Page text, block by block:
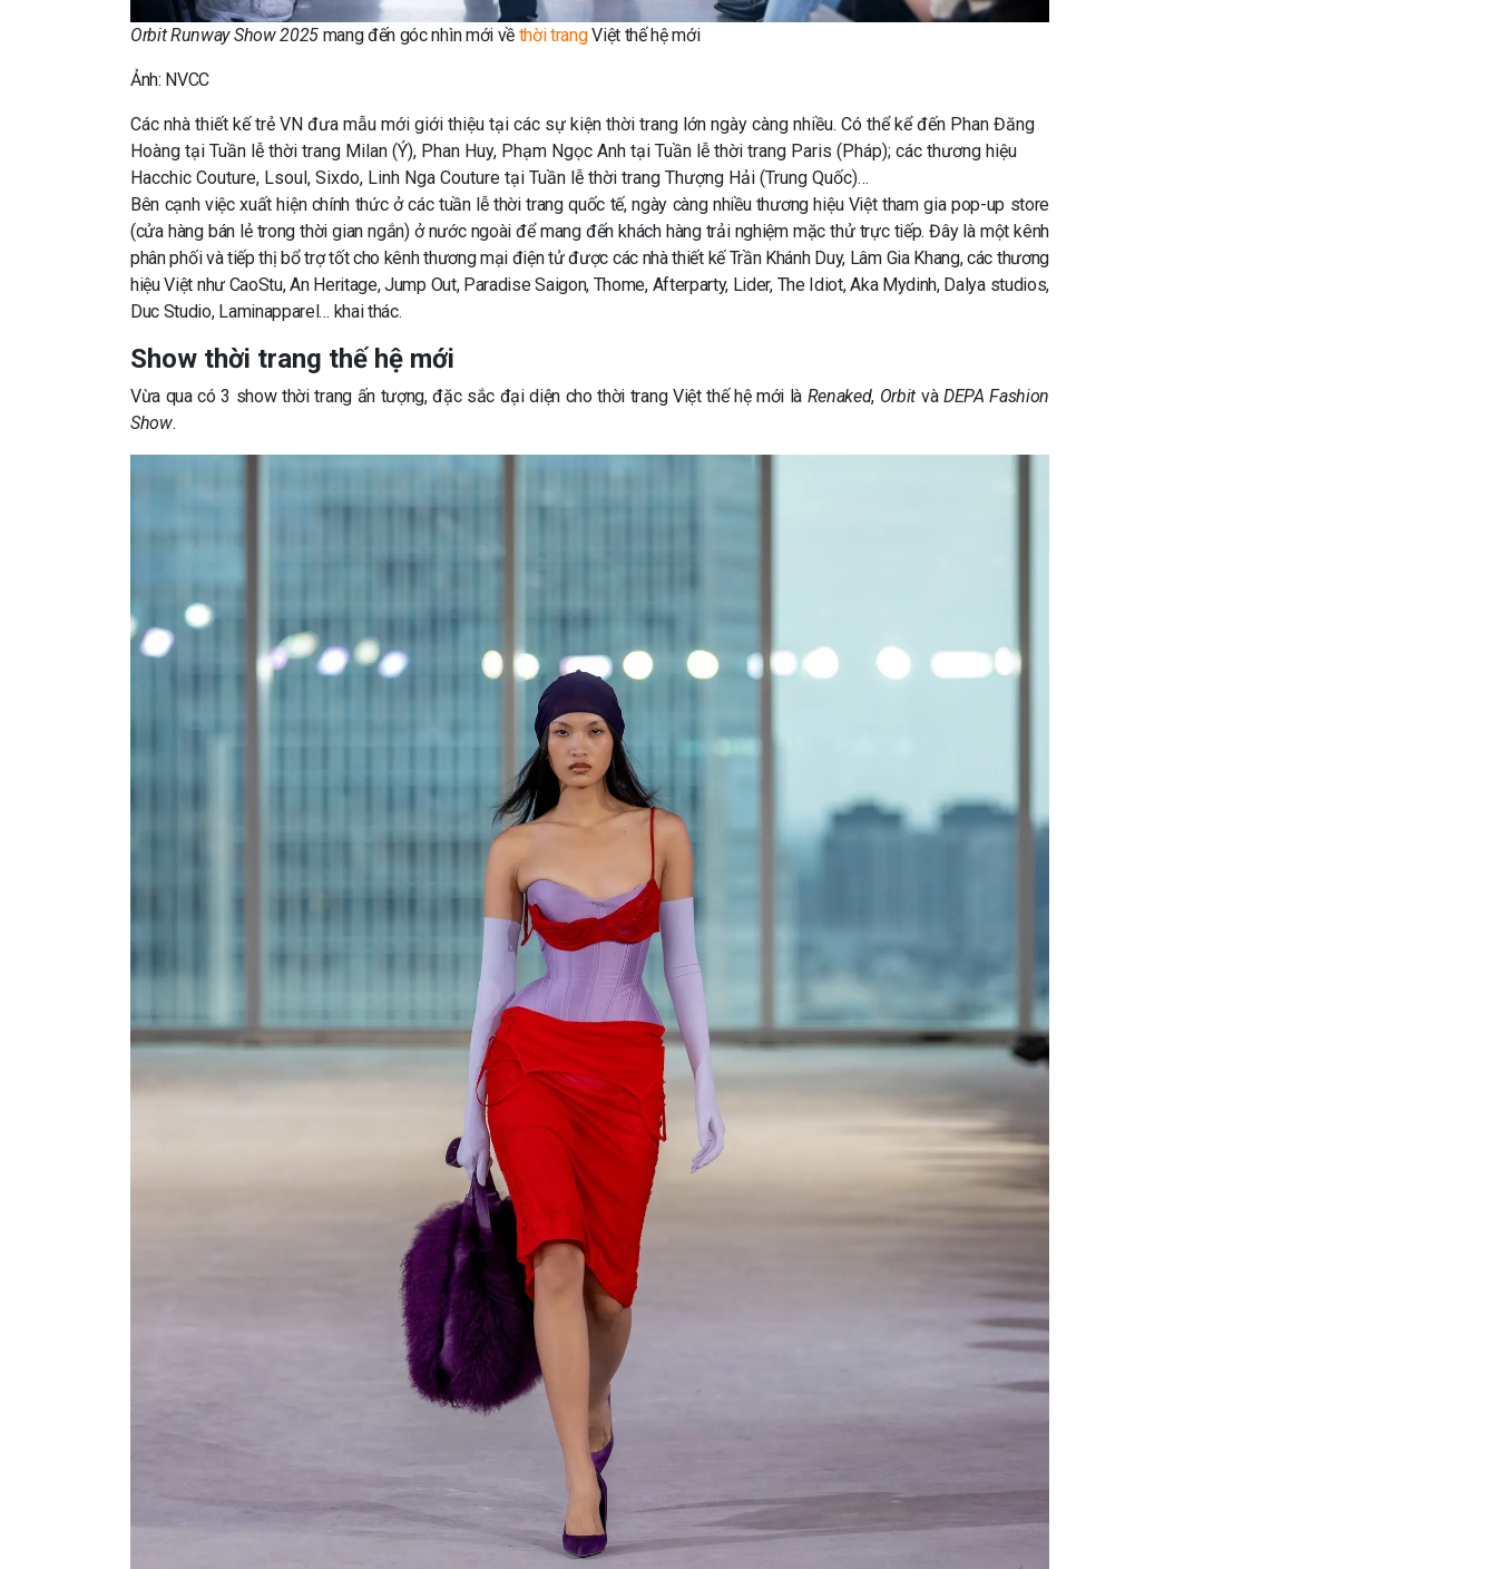
Orbit Runway Show 2025mang đến góc nhìn mới về thời trangViệt thế hệ mới
Ảnh: NVCC
Các nhà thiết kế trẻ VN đưa mẫu mới giới thiệu tại các sự kiện thời trang lớn ngày càng nhiều. Có thể kể đến Phan Đăng
Hoàng tại Tuần lễ thời trang Milan (Ý), Phan Huy, Phạm Ngọc Anh tại Tuần lễ thời trang Paris (Pháp); các thương hiệu
Hacchic Couture, Lsoul, Sixdo, Linh Nga Couture tại Tuần lễ thời trang Thượng Hải (Trung Quốc)…
Bên cạnh việc xuất hiện chính thức ở các tuần lễ thời trang quốc tế, ngày càng nhiều thương hiệu Việt tham gia pop-up store
(cửa hàng bán lẻ trong thời gian ngắn) ở nước ngoài để mang đến khách hàng trải nghiệm mặc thử trực tiếp. Đây là một kênh
phân phối và tiếp thị bổ trợ tốt cho kênh thương mại điện tử được các nhà thiết kế Trần Khánh Duy, Lâm Gia Khang, các thương
hiệu Việt như CaoStu, An Heritage, Jump Out, Paradise Saigon, Thome, Afterparty, Lider, The Idiot, Aka Mydinh, Dalya studios,
Duc Studio, Laminapparel… khai thác.
Show thời trang thế hệ mới
Vừa qua có 3 show thời trang ấn tượng, đặc sắc đại diện cho thời trang Việt thế hệ mới là Renaked, Orbit và DEPA Fashion
Show.